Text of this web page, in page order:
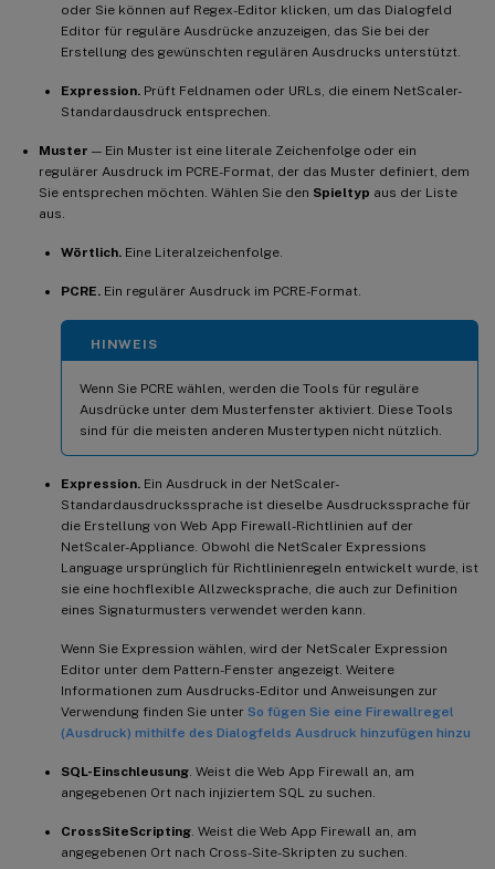
oder Sie können auf Regex-Editor klicken, um das Dialogfeld
Editor für reguläre Ausdrücke anzuzeigen, das Sie bei der
Erstellung des gewünschten regulären Ausdrucks unterstützt.
Expression. Prüft Feldnamen oder URLs, die einem NetScaler-
Standardausdruck entsprechen.
Muster — Ein Muster ist eine literale Zeichenfolge oder ein
regulärer Ausdruck im PCRE-Format, der das Muster definiert, dem
Sie entsprechen möchten. Wählen Sie den Spieltyp aus der Liste
aus.
Wörtlich. Eine Literalzeichenfolge.
PCRE. Ein regulärer Ausdruck im PCRE-Format.
HINWEIS
Wenn Sie PCRE wählen, werden die Tools für reguläre
Ausdrücke unter dem Musterfenster aktiviert. Diese Tools
sind für die meisten anderen Mustertypen nicht nützlich.
Expression. Ein Ausdruck in der NetScaler-
Standardausdruckssprache ist dieselbe Ausdruckssprache für
die Erstellung von Web App Firewall-Richtlinien auf der
NetScaler-Appliance. Obwohl die NetScaler Expressions
Language ursprünglich für Richtlinienregeln entwickelt wurde, ist
sie eine hochflexible Allzwecksprache, die auch zur Definition
eines Signaturmusters verwendet werden kann.
Wenn Sie Expression wählen, wird der NetScaler Expression
Editor unter dem Pattern-Fenster angezeigt. Weitere
Informationen zum Ausdrucks-Editor und Anweisungen zur
Verwendung finden Sie unter So fügen Sie eine Firewallregel
(Ausdruck) mithilfe des Dialogfelds Ausdruck hinzufügen hinzu
SQL-Einschleusung . Weist die Web App Firewall an, am
angegebenen Ort nach injiziertem SQL zu suchen.
CrossSiteScripting . Weist die Web App Firewall an, am
angegebenen Ort nach Cross-Site-Skripten zu suchen.